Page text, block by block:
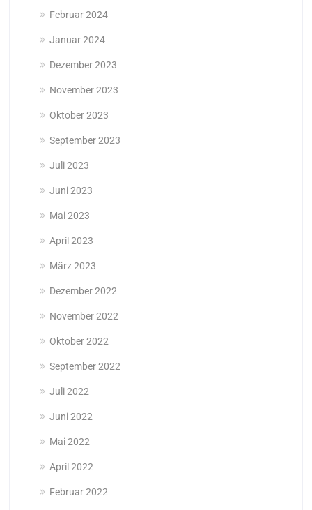
Februar 2024
Januar 2024
Dezember 2023
November 2023
Oktober 2023
September 2023
Juli 2023
Juni 2023
Mai 2023
April 2023
März 2023
Dezember 2022
November 2022
Oktober 2022
September 2022
Juli 2022
Juni 2022
Mai 2022
April 2022
Februar 2022